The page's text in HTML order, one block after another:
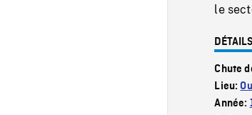
le
DÉTAILS
Chute
Lieu:
Année: